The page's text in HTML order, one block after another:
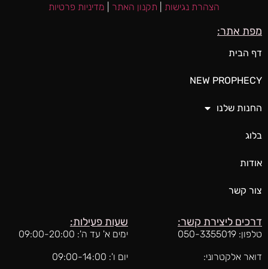
הצהרת נגישות תקנון האתר מדיניות פרטיות
מפת אתר:
דף הבית
NEW PROPHECY
החנות שלנו
בלוג
אודות
צור קשר
דרכים ליצירת קשר:
טלפון: 050-3355019
דואר אלקטרוני:
שעות פעילות:
ימים א' עד ה': 09:00-20:00
יום ו': 09:00-14:00